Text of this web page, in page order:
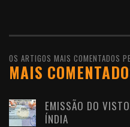
OS ARTIGOS MAIS COMENTADOS
MAIS
EMISSÃO DO
ÍNDIA